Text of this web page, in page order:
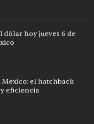
dólar hoy jueves 6 de
México: el hatchback
eficiencia